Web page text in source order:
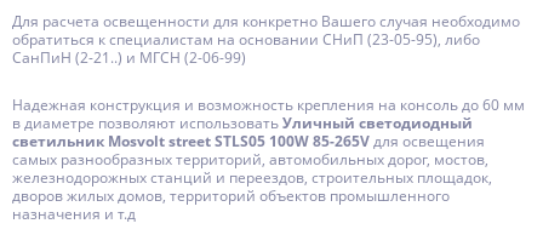
Для расчета освещенности для конкретно Вашего случая необходимо
обратиться к специалистам на основании СНиП (23-05-95), либо
СанПиН (2-21..) и МГСН (2-06-99)
Надежная конструкция и возможность крепления на консоль до 60 мм
в диаметре позволяют использоватьУличный светодиодный
светильник Mosvolt street STLS05 100W 85-265Vдля освещения
самых разнообразных территорий, автомобильных дорог, мостов,
железнодорожных станций и переездов, строительных площадок,
дворов жилых домов, территорий объектов промышленного
назначения и т.д